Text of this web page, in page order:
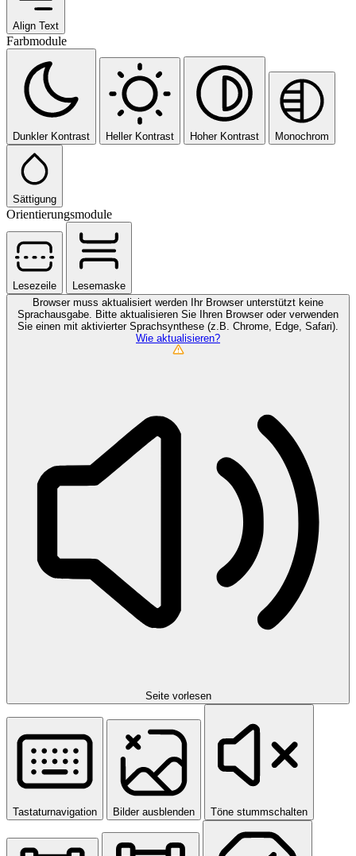
Align Text
Farbmodule
Dunkler Kontrast Heller Kontrast Hoher Kontrast Monochrom
Sättigung
Orientierungsmodule
Lesezeile
Lesemaske
Browser muss aktualisiert werden Ihr Browser unterstützt keine
Sprachausgabe. Bitte aktualisieren Sie Ihren Browser oder verwenden
Sie einen mit aktivierter Sprachsynthese (z.B. Chrome, Edge, Safari).
Wie aktualisieren?
Seite vorlesen
Tastaturnavigation Bilder ausblenden Töne stummschalten